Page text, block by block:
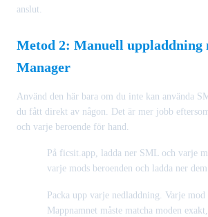
anslut.
Metod 2: Manuell uppladdning
Manager
Använd den här bara om du inte kan använda
du fått direkt av någon. Det är mer jobb
och varje beroende för hand.
På ficsit.app, ladda ner SML och varje
varje mods beroenden och ladda ner dem
Packa upp varje nedladdning. Varje
Mappnamnet måste matcha moden